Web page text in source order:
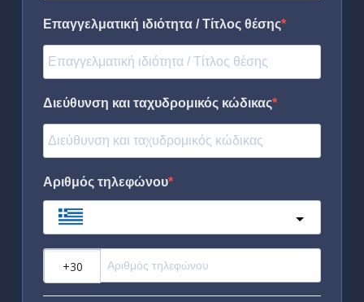
Επαγγελματική ιδιότητα / Τίτλος θέσης
Διεύθυνση και ταχυδρομικός κώδικας
Αριθμός τηλεφώνου